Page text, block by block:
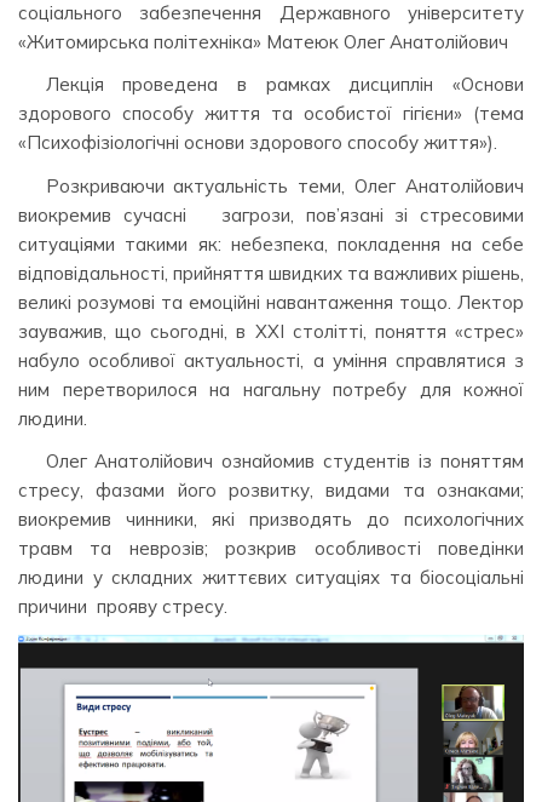
соціального забезпечення Державного університету
«Житомирська політехніка» Матеюк Олег Анатолійович
Лекція проведена в рамках дисциплін «Основи
здорового способу життя та особистої гігієни» (тема
«Психофізіологічні основи здорового способу життя»).
Розкриваючи актуальність теми, Олег Анатолійович
виокремив сучасні загрози, пов’язані зі стресовими
ситуаціями такими як: небезпека, покладення на себе
відповідальності, прийняття швидких та важливих рішень,
великі розумові та емоційні навантаження тощо. Лектор
зауважив, що сьогодні, в XXI столітті, поняття «стрес»
набуло особливої актуальності, а уміння справлятися з
ним перетворилося на нагальну потребу для кожної
людини.
Олег Анатолійович ознайомив студентів із поняттям
стресу, фазами його розвитку, видами та ознаками;
виокремив чинники, які призводять до психологічних
травм та неврозів; розкрив особливості поведінки
людини у складних життєвих ситуаціях та біосоціальні
причини прояву стресу.